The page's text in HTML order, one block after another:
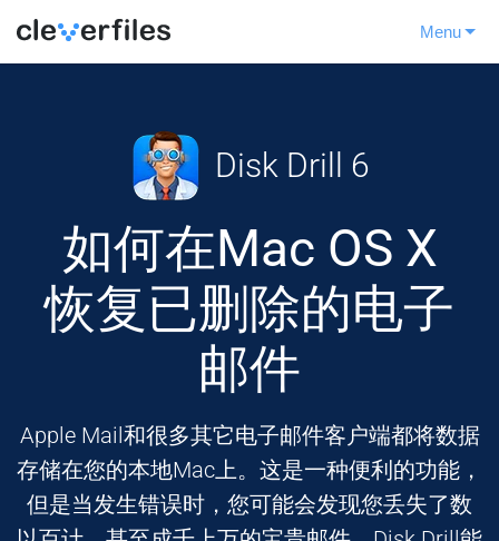
Menu
Disk Drill 6
如何在Mac OS X
恢复已删除的电子
邮件
Apple Mail和很多其它电子邮件客户端都将数据
存储在您的本地Mac上。这是一种便利的功能，
但是当发生错误时，您可能会发现您丢失了数